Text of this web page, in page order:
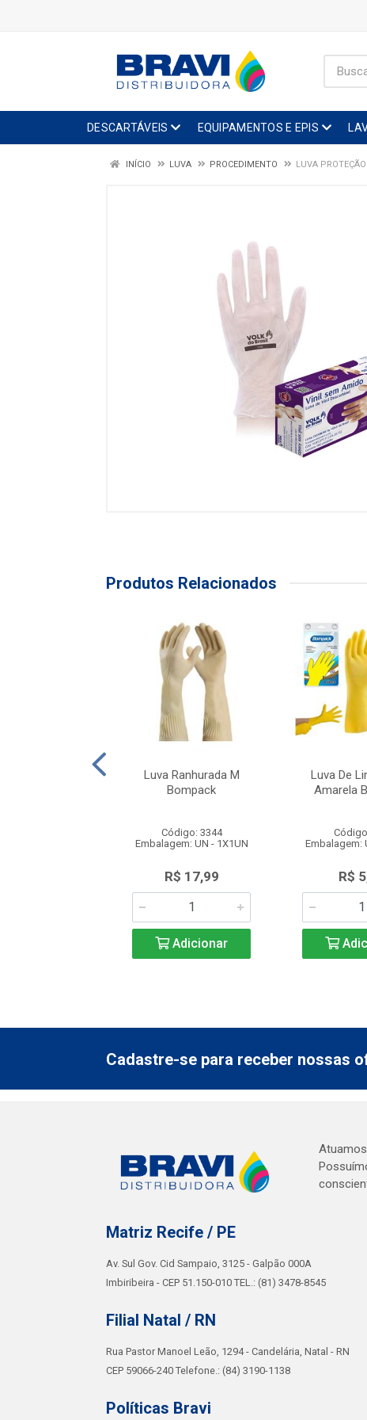
DESCARTÁVEIS EQUIPAMENTOS E EPIS
INÍCIO LUVA PROCEDIMENTO LUVA
Produtos Relacionados
Luva Ranhurada M
Bompack
Código: 3344
Embalagem: UN - 1X1UN
R$ 17,99
Adicionar
Luva De
Amarela
Embalagem:
R$
Cadastre-se para receber nossas
Matriz Recife / PE
Av. Sul Gov. Cid Sampaio, 3125 - Galpão 000A
Imbiribeira - CEP 51.150-010 TEL.: (81) 3478-8545
Filial Natal / RN
Rua Pastor Manoel Leão, 1294 - Candelária, Natal - RN
CEP 59066-240 Telefone.: (84) 3190-1138
Políticas Bravi